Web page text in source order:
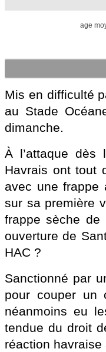
age
Mis en difficulté
au Stade
dimanche.
À l’attaque
Havrais ont tout
avec une frappe
sur sa première
frappe sèche de
ouverture de
HAC ?
Sanctionné par
pour couper un
néanmoins eu
tendue du droit
réaction